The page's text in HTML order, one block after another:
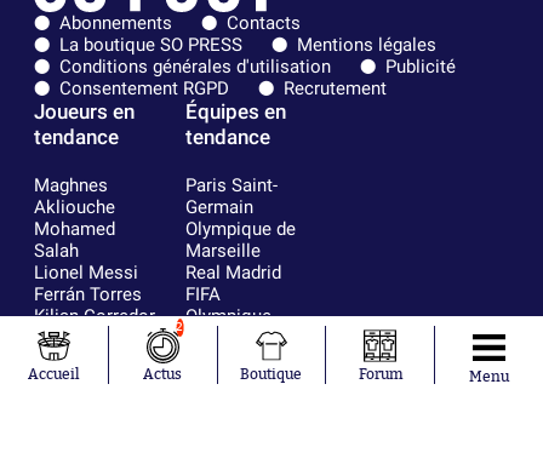
Abonnements
Contacts
La boutique SO PRESS
Mentions légales
Conditions générales d'utilisation
Publicité
Consentement RGPD
Recrutement
Joueurs en
tendance
Maghnes
Akliouche
Mohamed
Salah
Lionel Messi
Ferrán Torres
Kilian Corredor
Franco
Mastantuono
Orel Mangala
Équipes en
tendance
Paris Saint-
Germain
Olympique de
Marseille
Real Madrid
FIFA
Olympique
AS Monaco
FC Barcelone
Accueil
2
Actus Boutique Forum Menu